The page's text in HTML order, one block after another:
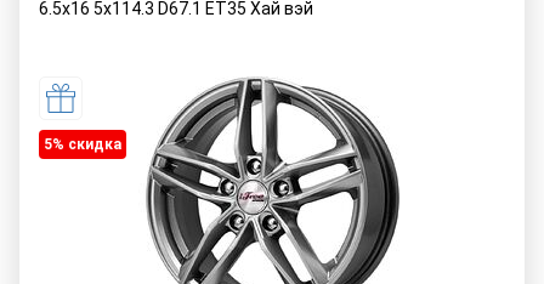
6.5x16 5x114.3 D67.1 ET35 Хай вэй
5% cкидка